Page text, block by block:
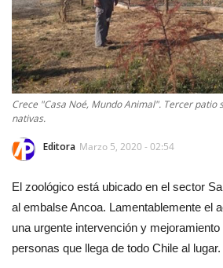
Espectáculos
Crece "Casa Noé, Mundo Animal". Tercer patio
nativas.
Editora Marzo 5, 2020 - 02:54
El zoológico está ubicado en el sector
al embalse Ancoa. Lamentablemente el
una urgente intervención y
personas que llega de todo Chile al lugar.